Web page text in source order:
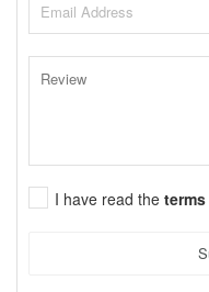
I have read the